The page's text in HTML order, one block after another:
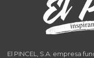
El PINCEL, S.A. empresa